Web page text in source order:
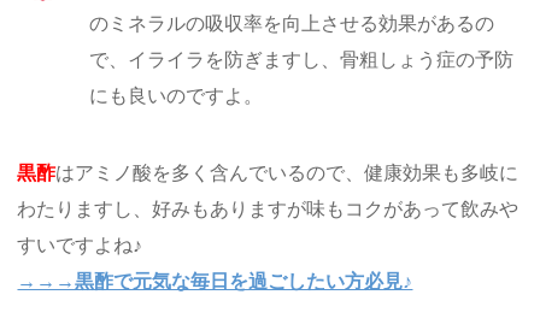
のミネラルの吸収率を向上させる効果があるの
で、イライラを防ぎますし、骨粗しょう症の予防
にも良いのですよ。
黒酢はアミノ酸を多く含んでいるので、健康効果も多岐に
わたりますし、好みもありますが味もコクがあって飲みや
すいですよね♪
→→→黒酢で元気な毎日を過ごしたい方必見♪